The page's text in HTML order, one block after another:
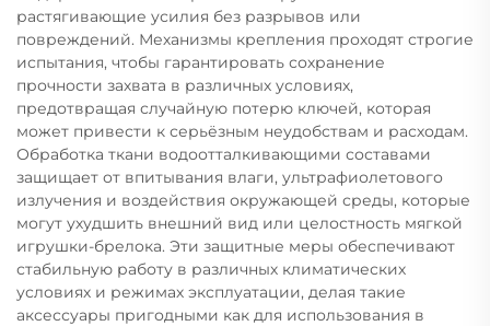
растягивающие усилия без разрывов или
повреждений. Механизмы крепления проходят строгие
испытания, чтобы гарантировать сохранение
прочности захвата в различных условиях,
предотвращая случайную потерю ключей, которая
может привести к серьёзным неудобствам и расходам.
Обработка ткани водоотталкивающими составами
защищает от впитывания влаги, ультрафиолетового
излучения и воздействия окружающей среды, которые
могут ухудшить внешний вид или целостность мягкой
игрушки-брелока. Эти защитные меры обеспечивают
стабильную работу в различных климатических
условиях и режимах эксплуатации, делая такие
аксессуары пригодными как для использования в